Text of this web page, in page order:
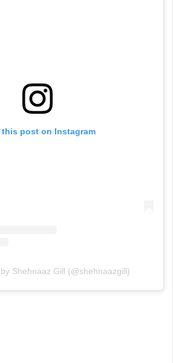
this post on Instagram
Shehnaaz Gill (@shehnaazgill)